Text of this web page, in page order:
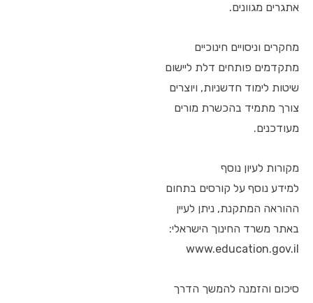
אתגרים מגוונים.
מחקרים וניסויים חינוכיים
מתקדמים פותחים דלת ליישום
שיטות לימוד חדשניות, ויוצרים
צורך מתמיד בהכשרת מורים
מעודכנים.
מקורות לעיון נוסף
למידע נוסף על קורסים בתחום
ההוראה המתקנת, ניתן לעיין
באתר משרד החינוך הישראלי:
www.education.gov.il
סיכום והזמנה להמשך הדרך